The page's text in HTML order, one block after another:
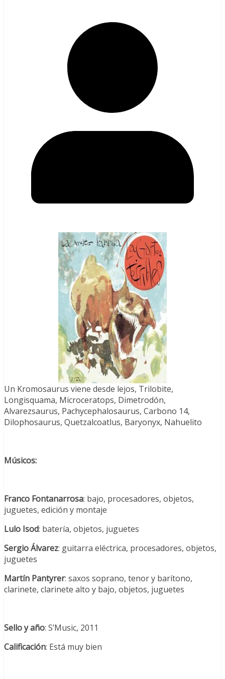
Un Kromosaurus viene desde lejos, Trilobite,
Longisquama, Microceratops, Dimetrodón,
Alvarezsaurus, Pachycephalosaurus, Carbono 14,
Dilophosaurus, Quetzalcoatlus, Baryonyx, Nahuelito
Músicos:
Franco Fontanarrosa: bajo, procesadores, objetos,
juguetes, edición y montaje
Lulo Isod: batería, objetos, juguetes
Sergio Álvarez: guitarra eléctrica, procesadores, objetos,
juguetes
Martín Pantyrer: saxos soprano, tenor y barítono,
clarinete, clarinete alto y bajo, objetos, juguetes
Sello y año: S’Music, 2011
Calificación: Está muy bien